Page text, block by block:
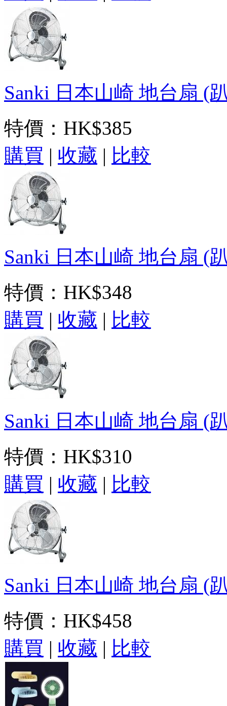
Sanki 日本山崎 地台扇 (
特價： HK$385
購買 | 收藏 | 比較
Sanki 日本山崎 地台扇 (
特價： HK$348
購買 | 收藏 | 比較
Sanki 日本山崎 地台扇 (
特價： HK$310
購買 | 收藏 | 比較
Sanki 日本山崎 地台扇 (
特價： HK$458
購買 | 收藏 | 比較